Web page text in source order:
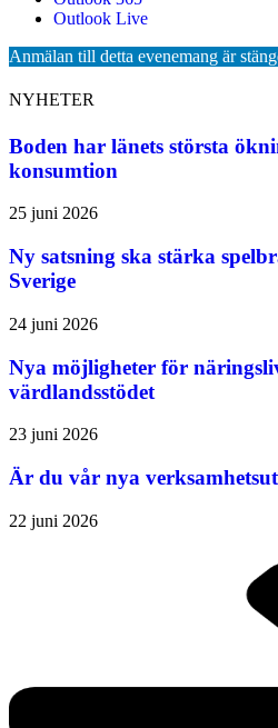
Outlook Live
Anmälan till detta evenemang är
NYHETER
Boden har länets största
konsumtion
25 juni 2026
Ny satsning ska stärka
Sverige
24 juni 2026
Nya möjligheter för
värdlandsstödet
23 juni 2026
Är du vår nya
22 juni 2026